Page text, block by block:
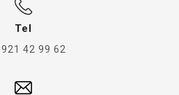
Tel
42 99 62